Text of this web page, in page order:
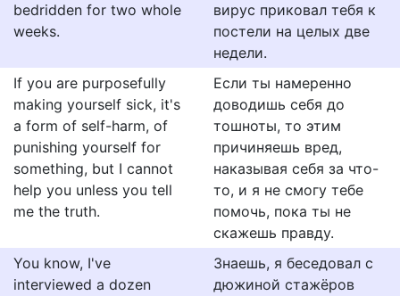
bedridden for two whole
weeks.
вирус приковал тебя к
постели на целых две
недели.
If you are purposefully
making yourself sick, it's
a form of self-harm, of
punishing yourself for
something, but I cannot
help you unless you tell
me the truth.
Если ты намеренно
доводишь себя до
тошноты, то этим
причиняешь вред,
наказывая себя за что-
то, и я не смогу тебе
помочь, пока ты не
скажешь правду.
You know, I've
interviewed a dozen
Знаешь, я беседовал с
дюжиной стажёров